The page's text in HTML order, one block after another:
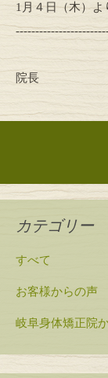
1月４日（木）よ
院長
カテゴリー
すべて
お客様からの声
岐阜身体矯正院